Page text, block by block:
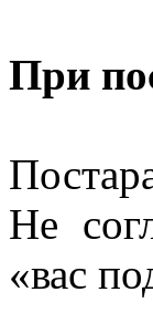
При
Не
«вас